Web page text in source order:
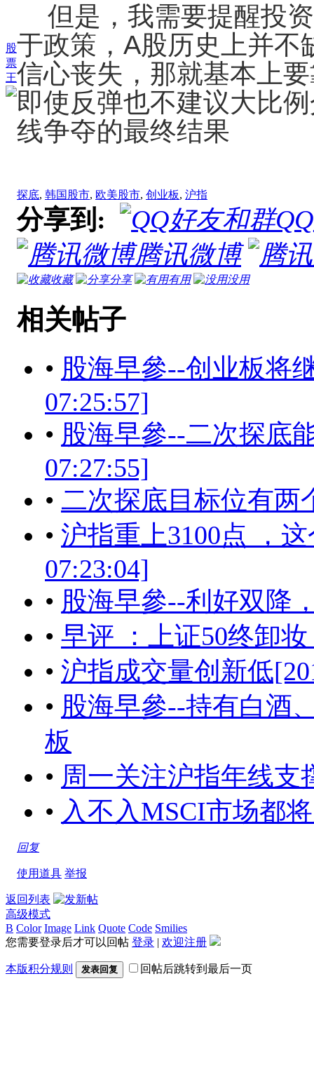
股
票
王
但是，我需要提醒投
于政策，A股历史上并不
信心丧失，那就基本上
即使反弹也不建议大比
线争夺的最终结果
探底, 韩国股市, 欧美股市, 创业板, 沪指
分享到:
腾讯微博
收藏 分享 有用 没用
相关帖子
• 股海早參--创业板将
07:25:57]
• 股海早參--二次探底
07:27:55]
• 二次探底目标位有两
• 沪指重上3100点 ，
07:23:04]
• 股海早參--利好双降
• 早评 ：上证50终卸
• 沪指成交量创新低
• 股海早參--持有白酒
板
• 周一关注沪指年线支
• 入不入MSCI市场都
回复
使用道具 举报
返回列表
高级模式
B Color Image Link Quote Code Smilies
您需要登录后才可以回帖 登录 | 欢迎注册
本版积分规则 发表回复 回帖后跳转到最后一页